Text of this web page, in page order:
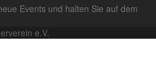
Events und halten Sie auf dem
e.V.